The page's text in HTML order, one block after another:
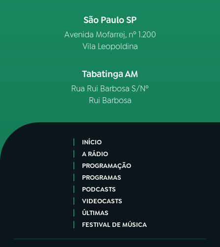
São Paulo SP
Avenida Mofarrej, nº 1.200
Vila Leopoldina
Tabatinga AM
Rua Rui Barbosa S/Nº
Rui Barbosa
INÍCIO
A RÁDIO
PROGRAMAÇÃO
PROGRAMAS
PODCASTS
VIDEOCASTS
ÚLTIMAS
FESTIVAL DE MÚSICA